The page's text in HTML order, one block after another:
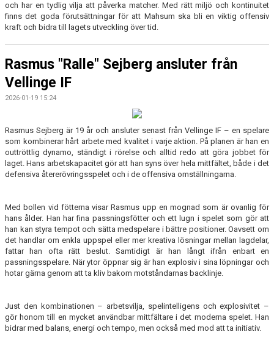
och har en tydlig vilja att påverka matcher. Med rätt miljö och kontinuitet
finns det goda förutsättningar för att Mahsum ska bli en viktig offensiv
kraft och bidra till lagets utveckling över tid.
Rasmus "Ralle" Sejberg ansluter från
Vellinge IF
2026-01-19 15:24
Rasmus Sejberg är 19 år och ansluter senast från Vellinge IF – en spelare
som kombinerar hårt arbete med kvalitet i varje aktion. På planen är han en
outtröttlig dynamo, ständigt i rörelse och alltid redo att göra jobbet för
laget. Hans arbetskapacitet gör att han syns över hela mittfältet, både i det
defensiva återerövringsspelet och i de offensiva omställningarna.
Med bollen vid fötterna visar Rasmus upp en mognad som är ovanlig för
hans ålder. Han har fina passningsfötter och ett lugn i spelet som gör att
han kan styra tempot och sätta medspelare i bättre positioner. Oavsett om
det handlar om enkla uppspel eller mer kreativa lösningar mellan lagdelar,
fattar han ofta rätt beslut. Samtidigt är han långt ifrån enbart en
passningsspelare. När ytor öppnar sig är han explosiv i sina löpningar och
hotar gärna genom att ta kliv bakom motståndarnas backlinje.
Just den kombinationen – arbetsvilja, spelintelligens och explosivitet –
gör honom till en mycket användbar mittfältare i det moderna spelet. Han
bidrar med balans, energi och tempo, men också med mod att ta initiativ.